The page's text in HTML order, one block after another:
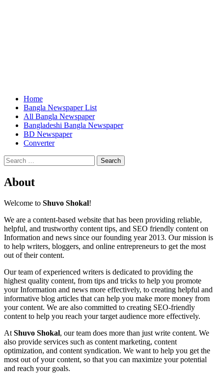
Home
Bangla Newspaper List
All Bangla Newspaper
Bangladeshi Bangla Newspaper
BD Newspaper
Converter
Search
for:
About
Welcome to Shuvo Shokal!
We are a content-based website that has been providing reliable,
helpful, and trustworthy content tips, and SEO friendly content on
Information and news since our founding year 2013. Our mission is
to help writers, bloggers, and online entrepreneurs to get the most
out of their content.
Our team of experienced writers is dedicated to providing the
highest quality content, from tips and tricks to help you promote
your Information and news more effectively, to creating helpful and
informative blog articles that can help you make more money from
your content. We are also committed to creating SEO-friendly
content to help you reach your target audience more effectively.
At Shuvo Shokal, our team does more than just write content. We
also provide services such as content marketing, content
optimization, and content syndication. We want to help you get the
most out of your content, so that you can maximize your potential
and reach your goals.